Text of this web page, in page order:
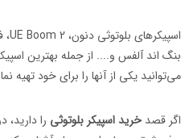
بنگ اند آلفس و.... از جمله بهترین
می‌توانید یکی از آنها را برای خود تهیه
اگر قصد خرید اسپیکر بلوتوثی را دارید،